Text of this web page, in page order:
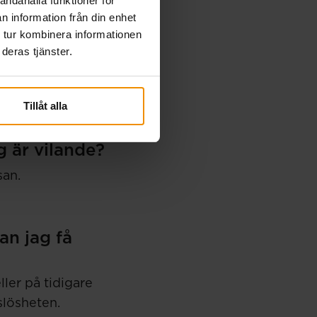
information från din enhet
kombinera informationen
tjänster.
Tillåt alla
och
inte anmäla till
intyga det
är vilande?
jag få
på tidigare